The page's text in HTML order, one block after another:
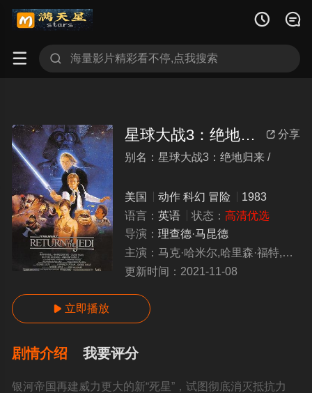
 
 
 分享
星球大战3：绝地归来
别名：星球大战3：绝地归来 /
美国
动作 科幻 冒险
1983
语言： 英语 状态： 高清优选
导演： 理查德·马昆德
主演： 马克·哈米尔,哈里森·福特,安东尼·丹尼尔斯,凯丽·费雪
更新时间： 2021-11-08
 立即播放
剧情介绍 我要评分
银河帝国再建威力更大的新“死星”，试图彻底消灭抵抗力